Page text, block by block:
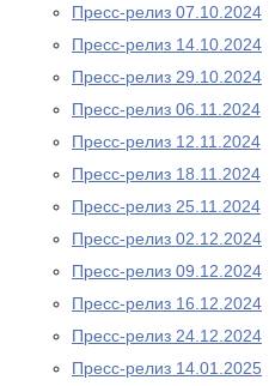
Пресс-релиз 07.10.2024
Пресс-релиз 14.10.2024
Пресс-релиз 29.10.2024
Пресс-релиз 06.11.2024
Пресс-релиз 12.11.2024
Пресс-релиз 18.11.2024
Пресс-релиз 25.11.2024
Пресс-релиз 02.12.2024
Пресс-релиз 09.12.2024
Пресс-релиз 16.12.2024
Пресс-релиз 24.12.2024
Пресс-релиз 14.01.2025